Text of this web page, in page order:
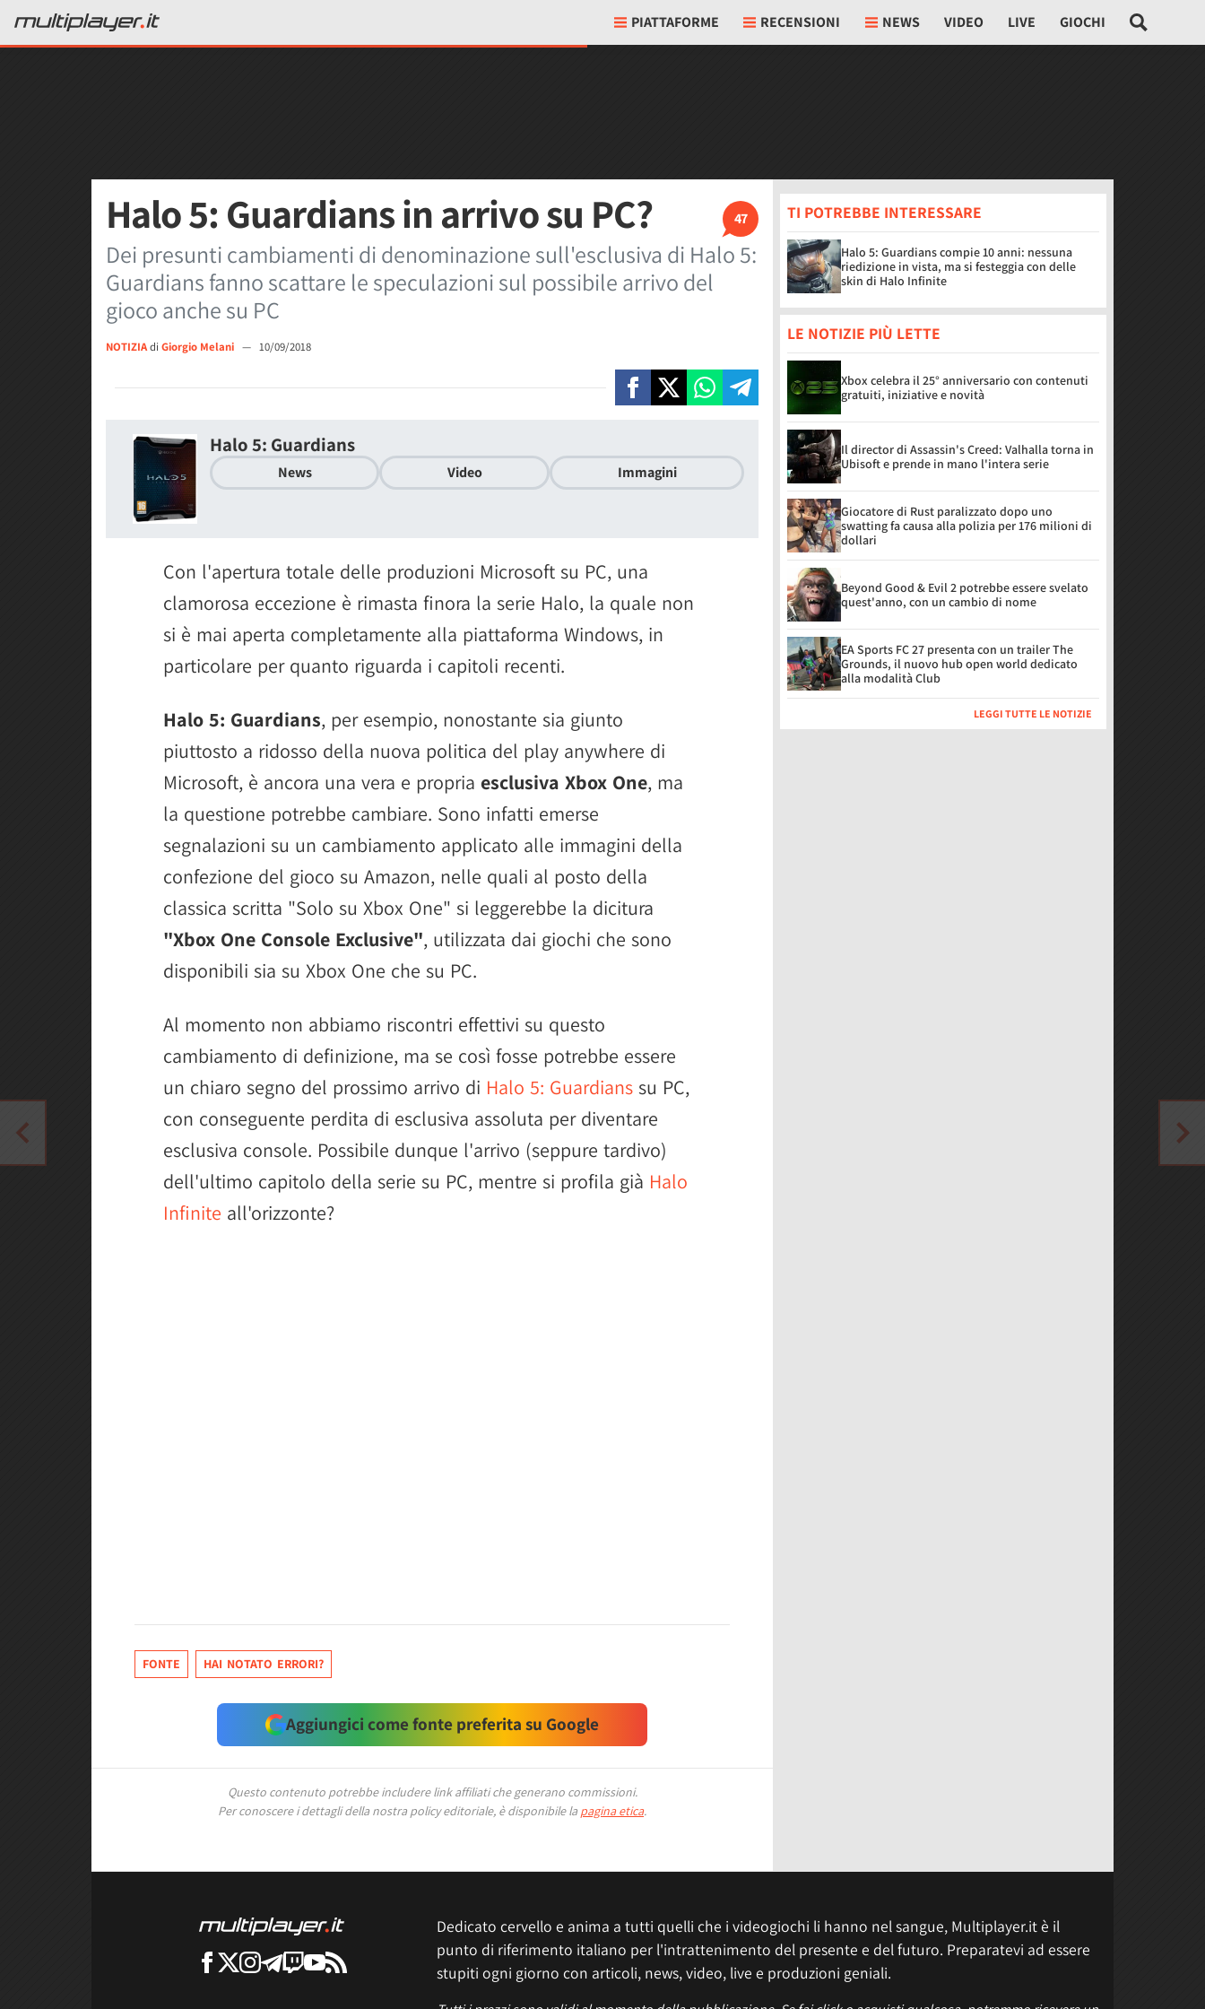
PIATTAFORME RECENSIONI NEWS VIDEO LIVE GIOCHI
47
Halo 5: Guardians in arrivo su PC?
Dei presunti cambiamenti di denominazione sull'esclusiva di Halo 5:
Guardians fanno scattare le speculazioni sul possibile arrivo del
gioco anche su PC
NOTIZIAdi Giorgio Melani — 10/09/2018
Halo 5: Guardians
News Video Immagini
Con l'apertura totale delle produzioni Microsoft su PC, una
clamorosa eccezione è rimasta finora la serie Halo, la quale non
si è mai aperta completamente alla piattaforma Windows, in
particolare per quanto riguarda i capitoli recenti.
Halo 5: Guardians, per esempio, nonostante sia giunto
piuttosto a ridosso della nuova politica del play anywhere di
Microsoft, è ancora una vera e propria esclusiva Xbox One, ma
la questione potrebbe cambiare. Sono infatti emerse
segnalazioni su un cambiamento applicato alle immagini della
confezione del gioco su Amazon, nelle quali al posto della
classica scritta "Solo su Xbox One" si leggerebbe la dicitura
"Xbox One Console Exclusive", utilizzata dai giochi che sono
disponibili sia su Xbox One che su PC.
Al momento non abbiamo riscontri effettivi su questo
cambiamento di definizione, ma se così fosse potrebbe essere
un chiaro segno del prossimo arrivo di Halo 5: Guardians su PC,
con conseguente perdita di esclusiva assoluta per diventare
esclusiva console. Possibile dunque l'arrivo (seppure tardivo)
dell'ultimo capitolo della serie su PC, mentre si profila già Halo
Infinite all'orizzonte?
FONTE HAI NOTATO ERRORI?
Aggiungici come fonte preferita su Google
Questo contenuto potrebbe includere link affiliati che generano commissioni.
Per conoscere i dettagli della nostra policy editoriale, è disponibile la pagina etica.
TI POTREBBE INTERESSARE
Halo 5: Guardians compie 10 anni: nessuna
riedizione in vista, ma si festeggia con delle
skin di Halo Infinite
LE NOTIZIE PIÙ LETTE
Xbox celebra il 25° anniversario con contenuti
gratuiti, iniziative e novità
Il director di Assassin's Creed: Valhalla torna in
Ubisoft e prende in mano l'intera serie
Giocatore di Rust paralizzato dopo uno
swatting fa causa alla polizia per 176 milioni di
dollari
Beyond Good & Evil 2 potrebbe essere svelato
quest'anno, con un cambio di nome
EA Sports FC 27 presenta con un trailer The
Grounds, il nuovo hub open world dedicato
alla modalità Club
LEGGI TUTTE LE NOTIZIE
Dedicato cervello e anima a tutti quelli che i videogiochi li hanno nel sangue, Multiplayer.it è il
punto di riferimento italiano per l'intrattenimento del presente e del futuro. Preparatevi ad essere
stupiti ogni giorno con articoli, news, video, live e produzioni geniali.